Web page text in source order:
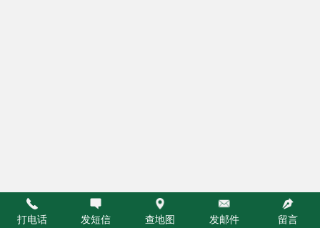
打电话 发短信 查地图 发邮件 留言